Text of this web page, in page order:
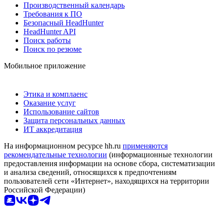
Производственный календарь
Требования к ПО
Безопасный HeadHunter
HeadHunter API
Поиск работы
Поиск по резюме
Мобильное приложение
Этика и комплаенс
Оказание услуг
Использование сайтов
Защита персональных данных
ИТ аккредитация
На информационном ресурсе hh.ru применяются
рекомендательные технологии (информационные технологии
предоставления информации на основе сбора, систематизации
и анализа сведений, относящихся к предпочтениям
пользователей сети «Интернет», находящихся на территории
Российской Федерации)